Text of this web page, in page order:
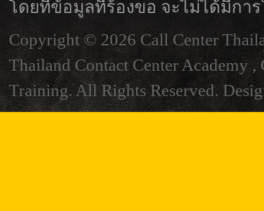
โดยที่ข้อมูลที่ร้องขอ จะไม่ได้มีกา
Copyright © 2026 Call Center
Thailand Contact Center Academy
Training. All Rights Reserved.